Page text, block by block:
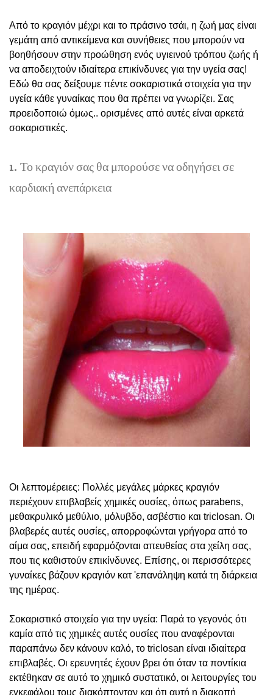
Από το κραγιόν μέχρι και το πράσινο τσάι, η ζωή μας είναι
γεμάτη από αντικείμενα και συνήθειες που μπορούν να
βοηθήσουν στην προώθηση ενός υγιεινού τρόπου ζωής ή
να αποδειχτούν ιδιαίτερα επικίνδυνες για την υγεία σας!
Εδώ θα σας δείξουμε πέντε σοκαριστικά στοιχεία για την
υγεία κάθε γυναίκας που θα πρέπει να γνωρίζει. Σας
προειδοποιώ όμως.. ορισμένες από αυτές είναι αρκετά
σοκαριστικές.
1. Το κραγιόν σας θα μπορούσε να οδηγήσει σε
καρδιακή ανεπάρκεια
Οι λεπτομέρειες: Πολλές μεγάλες μάρκες κραγιόν
περιέχουν επιβλαβείς χημικές ουσίες, όπως parabens,
μεθακρυλικό μεθύλιο, μόλυβδο, ασβέστιο και triclosan. Οι
βλαβερές αυτές ουσίες, απορροφώνται γρήγορα από το
αίμα σας, επειδή εφαρμόζονται απευθείας στα χείλη σας,
που τις καθιστούν επικίνδυνες. Επίσης, οι περισσότερες
γυναίκες βάζουν κραγιόν κατ 'επανάληψη κατά τη διάρκεια
της ημέρας.
Σοκαριστικό στοιχείο για την υγεία: Παρά το γεγονός ότι
καμία από τις χημικές αυτές ουσίες που αναφέρονται
παραπάνω δεν κάνουν καλό, το triclosan είναι ιδιαίτερα
επιβλαβές. Οι ερευνητές έχουν βρει ότι όταν τα ποντίκια
εκτέθηκαν σε αυτό το χημικό συστατικό, οι λειτουργίες του
εγκεφάλου τους διακόπτονταν και ότι αυτή η διακοπή